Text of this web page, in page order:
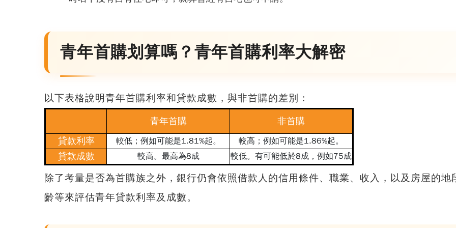
青年首購划算嗎？青年首購利率大解密
以下表格說明青年首購利率和貸款成數，與非首購的差別：
青年首購
非首購
貸款利率
較低；例如可能是1.81%起。 較高；例如可能是1.86%起。
貸款成數 較高。最高為8成 較低。有可能低於8成，例如75成
除了考量是否為首購族之外，銀行仍會依照借款人的信用條件、職業、收入，以及房屋的地
齡等來評估青年貸款利率及成數。